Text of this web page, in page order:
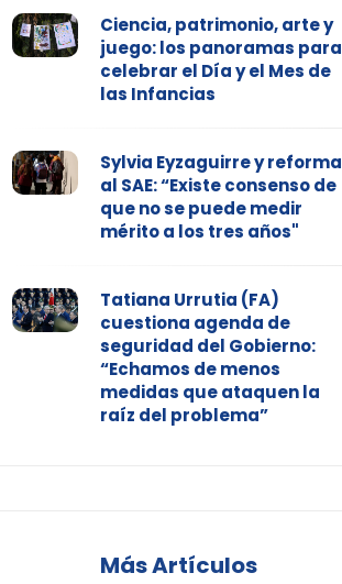
Ciencia, patrimonio, arte y
juego: los panoramas para
celebrar el Día y el Mes de
las Infancias
Sylvia Eyzaguirre y reforma
al SAE: “Existe consenso de
que no se puede medir
mérito a los tres años"
Tatiana Urrutia (FA)
cuestiona agenda de
seguridad del Gobierno:
“Echamos de menos
medidas que ataquen la
raíz del problema”
Más Artículos